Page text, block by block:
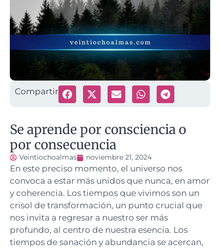
Compartir
Se aprende por consciencia o
por consecuencia
Veintiochoalmas noviembre 21, 2024
En este preciso momento, el universo nos
convoca a estar más unidos que nunca, en amor
y coherencia. Los tiempos que vivimos son un
crisol de transformación, un punto crucial que
nos invita a regresar a nuestro ser más
profundo, al centro de nuestra esencia. Los
tiempos de sanación y abundancia se acercan,